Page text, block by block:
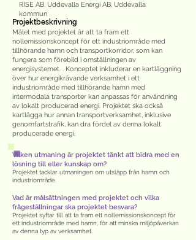
RISE AB, Uddevalla Energi AB, Uddevalla
kommun
Projektbeskrivning
Målet med projektet är att ta fram ett
nollemissionskoncept för ett industriområde med
tillhörande hamn och transportkorridor, som kan
fungera som förebild i omställningen av
energisystemet. . Konceptet inkluderar en kartläggning
över hur energikrävande verksamhet i ett
industriområde med tillhörande hamn med
intermodala transporter kan anpassas för användning
av lokalt producerad energi. Projektet ska också
kartlägga hur annan transportverksamhet, inklusive
genomfartstrafik, kan dra fördel av denna lokalt
producerade energi.
Vilken utmaning är projektet tänkt att bidra med en
lösning till eller kunskap om?
Projektet tacklar utmaningen om utsläpp från hamn och
industriområde.
Vad är målsättningen med projektet och vilka
frågeställningar ska projektet besvara?
Projektet syftar till att ta fram ett nollemissionskoncept för
ett industriområde med hamn, för att minska miljöpåverkan
av denna typ av verksamhet.